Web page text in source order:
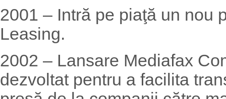
2001 – Intră pe piaţă un nou
Leasing.
2002 – Lansare Mediafax
dezvoltat pentru a facilita